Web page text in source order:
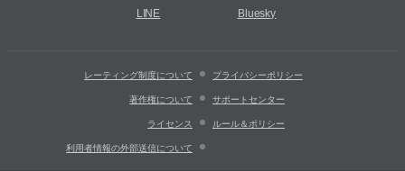
LINE Bluesky
レーティング制度について プライバシーポリシー
著作権について サポートセンター
ライセンス ルール＆ポリシー
利用者情報の外部送信について